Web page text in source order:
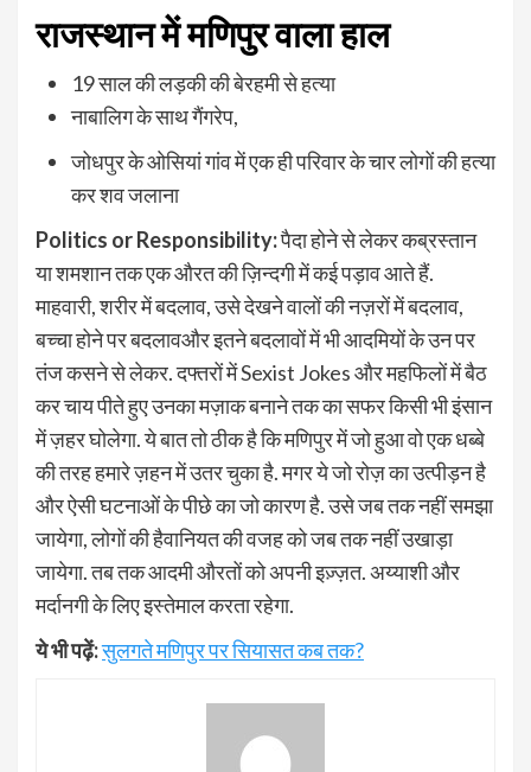
राजस्थान में मणिपुर वाला हाल
19 साल की लड़की की बेरहमी से हत्या
नाबालिग के साथ गैंगरेप,
जोधपुर के ओसियां गांव में एक ही परिवार के चार लोगों की हत्या
कर शव जलाना
Politics or Responsibility:पैदा होने से लेकर कब्रस्तान
या शमशान तक एक औरत की ज़िन्दगी में कई पड़ाव आते हैं.
माहवारी, शरीर में बदलाव, उसे देखने वालों की नज़रों में बदलाव,
बच्चा होने पर बदलावऔर इतने बदलावों में भी आदमियों के उन पर
तंज कसने से लेकर. दफ्तरों में Sexist Jokes और महफिलों में बैठ
कर चाय पीते हुए उनका मज़ाक बनाने तक का सफर किसी भी इंसान
में ज़हर घोलेगा. ये बात तो ठीक है कि मणिपुर में जो हुआ वो एक धब्बे
की तरह हमारे ज़हन में उतर चुका है. मगर ये जो रोज़ का उत्पीड़न है
और ऐसी घटनाओं के पीछे का जो कारण है. उसे जब तक नहीं समझा
जायेगा, लोगों की हैवानियत की वजह को जब तक नहीं उखाड़ा
जायेगा. तब तक आदमी औरतों को अपनी इज़्ज़त. अय्याशी और
मर्दानगी के लिए इस्तेमाल करता रहेगा.
ये भी पढ़ें:सुलगते मणिपुर पर सियासत कब तक?